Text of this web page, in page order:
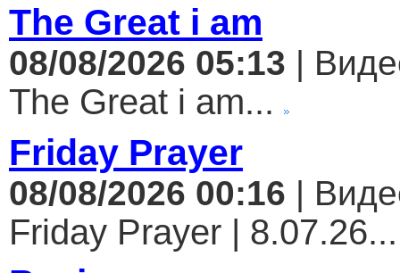
The Great i am
08/08/2026 05:13 |
The Great i am...
Friday Prayer
08/08/2026 00:16 |
Friday Prayer | 8.07.26...